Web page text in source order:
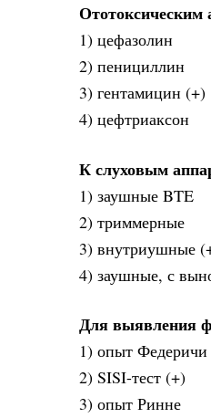
Ототоксическим
1) цефазолин
2) пенициллин
3) гентамицин (+)
4) цефтриаксон
К слуховым
1) заушные BTE
2) триммерные
3) внутриушные
4) заушные, с
Для выявления
1) опыт Федеричи
2) SISI-тест (+)
3) опыт Ринне